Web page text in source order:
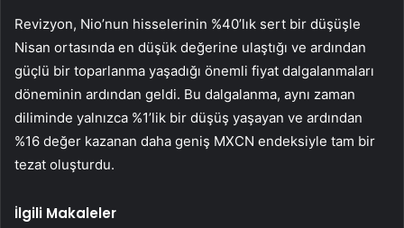
Revizyon, Nio’nun hisselerinin %40’lık sert bir düşüşle
Nisan ortasında en düşük değerine ulaştığı ve ardından
güçlü bir toparlanma yaşadığı önemli fiyat dalgalanmaları
döneminin ardından geldi. Bu dalgalanma, aynı zaman
diliminde yalnızca %1’lik bir düşüş yaşayan ve ardından
%16 değer kazanan daha geniş MXCN endeksiyle tam bir
tezat oluşturdu.
İlgili Makaleler